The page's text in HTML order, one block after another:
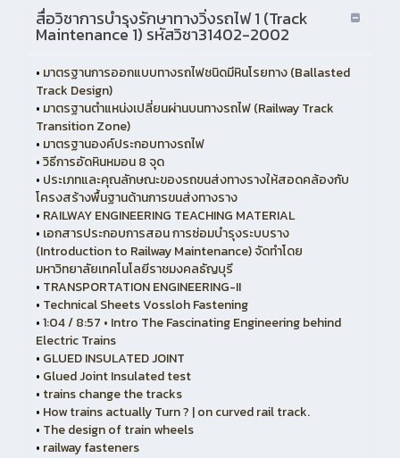
สื่อวิชาการบำรุงรักษาทางวิ่งรถไฟ 1 (Track
Maintenance 1) รหัสวิชา31402-2002
• มาตรฐานการออกแบบทางรถไฟชนิดมีหินโรยทาง (Ballasted
Track Design)
• มาตรฐานตำแหน่งเปลี่ยนผ่านบนทางรถไฟ (Railway Track
Transition Zone)
• มาตรฐานองค์ประกอบทางรถไฟ
•วิธีการอัดหินหมอน 8 จุด
• ประเภทและคุณลักษณะของรถขนส่งทางรางให้สอดคล้องกับ
โครงสร้างพื้นฐานด้านการขนส่งทางราง
• RAILWAY ENGINEERING TEACHING MATERIAL
• เอกสารประกอบการสอน การซ่อมบำรุงระบบราง
(Introduction to Railway Maintenance) จัดทำโดย
มหาวิทยาลัยเทคโนโลยีราชมงคลธัญบุรี
• TRANSPORTATION ENGINEERING-II
• Technical Sheets Vossloh Fastening
•1:04 / 8:57 • Intro The Fascinating Engineering behind
Electric Trains
• GLUED INSULATED JOINT
• Glued Joint Insulated test
• trains change the tracks
• How trains actually Turn ? | on curved rail track.
• The design of train wheels
• railway fasteners